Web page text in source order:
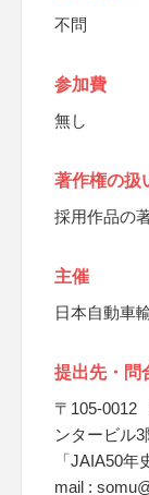
不問
参加費
無し
著作権の扱
採用作品の
主催
日本自動車
提出先・問
〒105-0012
ンタービル3
「JAIA50
mail :